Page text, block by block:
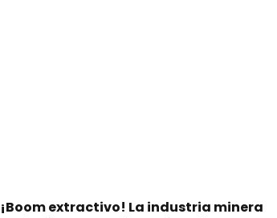
¡Boom extractivo! La industria minera